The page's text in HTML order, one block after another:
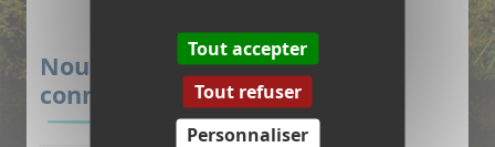
Nous avons besoin de
connaître votre projet …
Tout accepter
Tout refuser
Personnaliser